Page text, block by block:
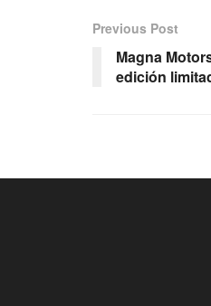
Previous Post
Magna
edición